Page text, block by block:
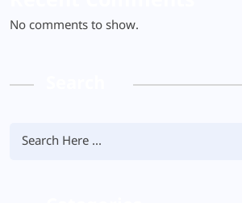
No comments to show.